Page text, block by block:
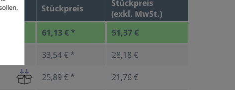
Stückpreis
Stückpreis
(exkl. MwSt.)
61,13 € * 51,37 €
33,54 € * 28,18 €
25,89 € * 21,76 €